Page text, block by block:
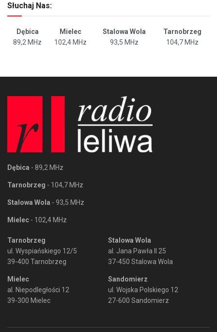
Słuchaj Nas:
Dębica Mielec Stalowa Wola
Tarnobrzeg
89,2 MHz
102,4 MHz 93,5 MHz 104,7 MHz
Dębica - 89,2 MHz
Tarnobrzeg - 104,7 MHz
Stalowa Wola - 93,5 MHz
Mielec - 102,4 MHz
Tarnobrzeg
ul. Wyspiańskiego 12/5
39-400 Tarnobrzeg
Mielec
al. Niepodległości 12
39-300 Mielec
Stalowa Wola
al. Jana Pawła II 25
37-450 Stalowa Wola
Sandomierz
ul. Wojska Polskiego 12
27-600 Sandomierz